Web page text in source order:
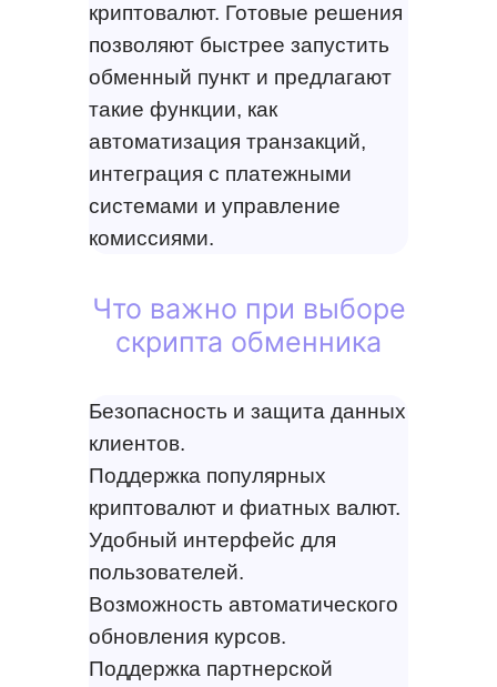
криптовалют. Готовые решения
позволяют быстрее запустить
обменный пункт и предлагают
такие функции, как
автоматизация транзакций,
интеграция с платежными
системами и управление
комиссиями.
Что важно при выборе
скрипта обменника
Безопасность и защита данных
клиентов.
Поддержка популярных
криптовалют и фиатных валют.
Удобный интерфейс для
пользователей.
Возможность автоматического
обновления курсов.
Поддержка партнерской